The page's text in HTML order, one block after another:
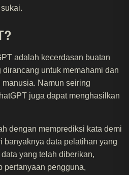
adalah kecerdasan buatan
untuk memahami dan
Namun seiring
juga dapat menghasilkan
dengan memprediksi kata demi
banyaknya data pelatihan yang
yang telah diberikan,
pertanyaan pengguna,